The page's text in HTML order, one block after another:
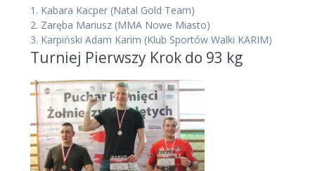
1. Kabara Kacper (Natal Gold Team)
2. Zaręba Mariusz (MMA Nowe Miasto)
3. Karpiński Adam Karim (Klub Sportów Walki KARIM)
Turniej Pierwszy Krok do 93 kg